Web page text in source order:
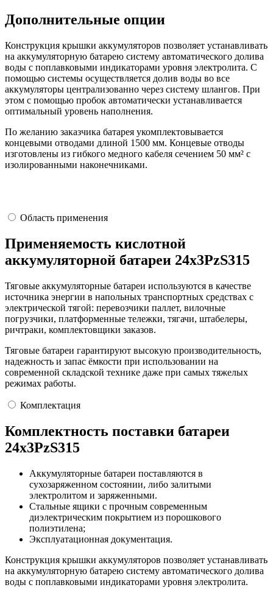
Дополнительные опции
Конструкция крышки аккумуляторов позволяет устанавливать
на аккумуляторную батарею систему автоматического долива
воды с поплавковыми индикаторами уровня электролита. С
помощью системы осуществляется долив воды во все
аккумуляторы централизованно через систему шлангов. При
этом с помощью пробок автоматически устанавливается
оптимальный уровень наполнения.
По желанию заказчика батарея укомплектовывается
концевыми отводами длиной 1500 мм. Концевые отводы
изготовлены из гибкого медного кабеля сечением 50 мм² с
изолированными наконечниками.
Область применения
Применяемость кислотной
аккумуляторной батареи 24х3PzS315
Тяговые аккумуляторные батареи используются в качестве
источника энергии в напольных транспортных средствах с
электрической тягой: перевозчики паллет, вилочные
погрузчики, платформенные тележки, тягачи, штабелеры,
ричтраки, комплектовщики заказов.
Тяговые батареи гарантируют высокую производительность,
надежность и запас ёмкости при использовании на
современной складской технике даже при самых тяжелых
режимах работы.
Комплектация
Комплектность поставки батареи
24х3PzS315
Аккумуляторные батареи поставляются в
сухозаряженном состоянии, либо залитыми
электролитом и заряженными.
Стальные ящики с прочным современным
диэлектрическим покрытием из порошкового
полиэтилена;
Эксплуатационная документация.
Конструкция крышки аккумуляторов позволяет устанавливать
на аккумуляторную батарею систему автоматического долива
воды с поплавковыми индикаторами уровня электролита.